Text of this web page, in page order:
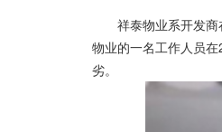
祥泰物业系开发商
物业的一名工作人员
劣。